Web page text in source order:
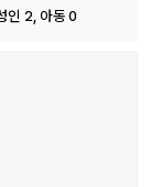
인 2, 아동 0